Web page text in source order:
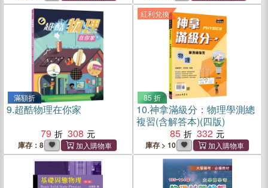
滿額折
9.超酷物理在你家
79
308
庫存：8
紅利兌換
85 折
10.神拿滿級分：物理學測總
複習(含解答本)(四版)
85
332
庫存 > 10